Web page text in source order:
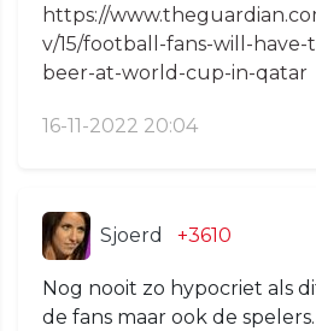
https://
v/15/football-fans-will-have-
beer-at-world-cup-in-qatar
16-11-2022 20:04
Sjoerd +3610
Nog nooit zo hypocriet als
de fans maar ook de